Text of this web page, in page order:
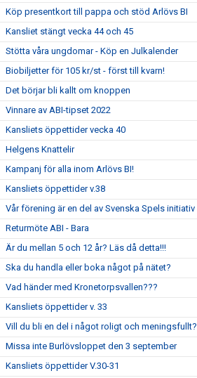
Köp presentkort till pappa och stöd Arlövs BI
Kansliet stängt vecka 44 och 45
Stötta våra ungdomar - Köp en Julkalender
Biobiljetter för 105 kr/st - först till kvarn!
Det börjar bli kallt om knoppen
Vinnare av ABI-tipset 2022
Kansliets öppettider vecka 40
Helgens Knattelir
Kampanj för alla inom Arlövs BI!
Kansliets öppettider v.38
Vår förening är en del av Svenska Spels initiativ
Returmöte ABI - Bara
Är du mellan 5 och 12 år? Läs då detta!!!
Ska du handla eller boka något på nätet?
Vad händer med Kronetorpsvallen???
Kansliets öppettider v. 33
Vill du bli en del i något roligt och meningsfullt?
Missa inte Burlövsloppet den 3 september
Kansliets öppettider V.30-31